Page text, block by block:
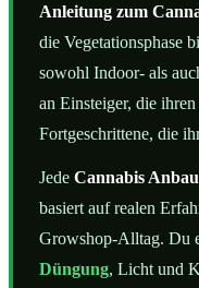
Anleitung zum
die Vegetationsphase
sowohl Indoor- als
an Einsteiger, die
Fortgeschrittene, die
Jede Cannabis
basiert auf realen
Growshop-Alltag. Du
Düngung, Licht und